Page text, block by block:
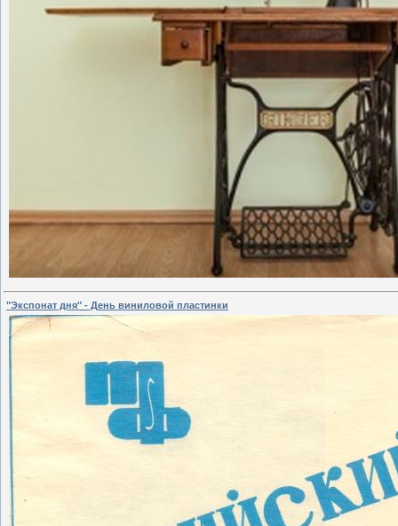
"Экспонат дня" - День виниловой пластинки